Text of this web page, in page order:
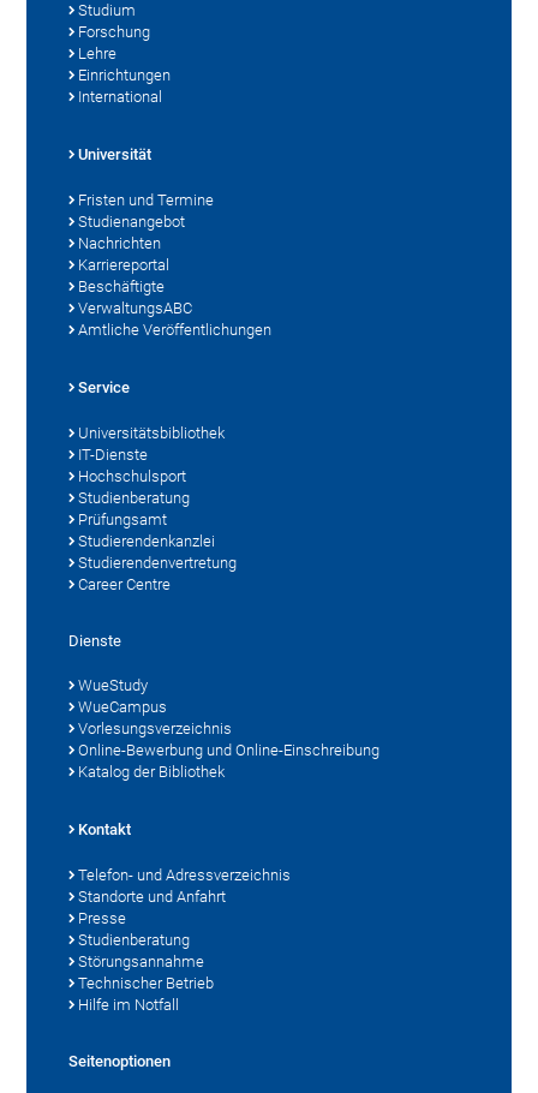
Studium
Forschung
Lehre
Einrichtungen
International
Universität
Fristen und Termine
Studienangebot
Nachrichten
Karriereportal
Beschäftigte
VerwaltungsABC
Amtliche Veröffentlichungen
Service
Universitätsbibliothek
IT-Dienste
Hochschulsport
Studienberatung
Prüfungsamt
Studierendenkanzlei
Studierendenvertretung
Career Centre
Dienste
WueStudy
WueCampus
Vorlesungsverzeichnis
Online-Bewerbung und Online-Einschreibung
Katalog der Bibliothek
Kontakt
Telefon- und Adressverzeichnis
Standorte und Anfahrt
Presse
Studienberatung
Störungsannahme
Technischer Betrieb
Hilfe im Notfall
Seitenoptionen